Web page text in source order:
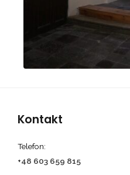
Kontakt
Telefon:
+48 603 659 815